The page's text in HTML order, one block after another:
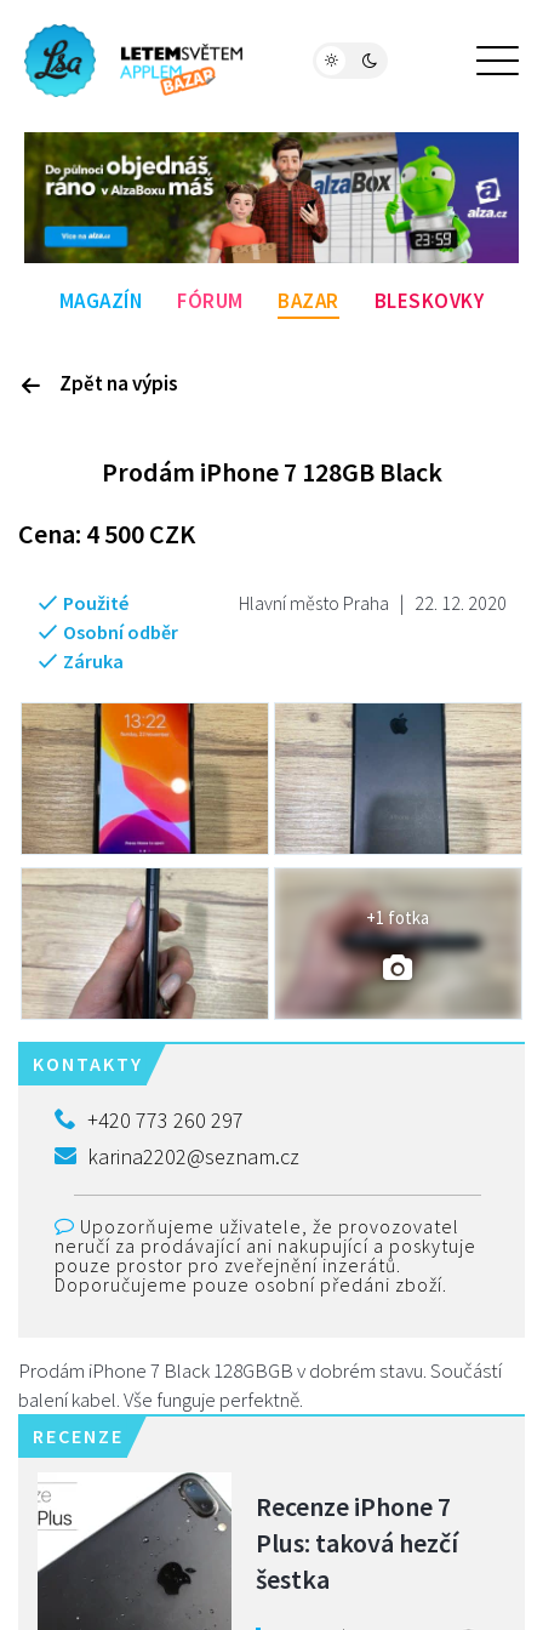
MAGAZÍN FÓRUM BAZAR BLESKOVKY
Zpět na výpis
Prodám iPhone 7 128GB Black
Cena: 4 500CZK
Hlavní město Praha | 22. 12. 2020
Použité
Osobní odběr
Záruka
+1 fotka
KONTAKTY
+420 773 260 297
karina2202@seznam.cz
Upozorňujeme uživatele, že provozovatel
neručí za prodávající ani nakupující a poskytuje
pouze prostor pro zveřejnění inzerátů.
Doporučujeme pouze osobní předáni zboží.
Prodám iPhone 7 Black 128GBGB v dobrém stavu. Součástí
balení kabel. Vše funguje perfektně.
RECENZE
Recenze iPhone 7
Plus: taková hezčí
šestka